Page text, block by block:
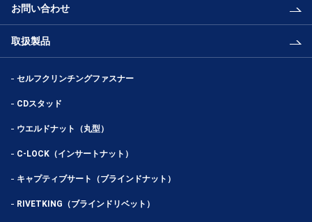
お問い合わせ
取扱製品
セルフクリンチングファスナー
CDスタッド
ウエルドナット（丸型）
C-LOCK（インサートナット）
キャプティブサート（ブラインドナット）
RIVETKING（ブラインドリベット）